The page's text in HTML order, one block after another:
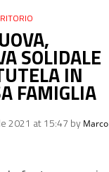
SOLIDALE
IN
FAMIGLIA
2021 at 15:47 by Marco